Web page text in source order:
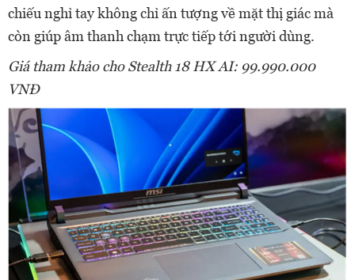
chiếu nghỉ tay không chỉ ấn tượng về mặt thị giác mà
còn giúp âm thanh chạm trực tiếp tới người dùng.
Giá tham khảo choStealth18 HX AI: 99.990.000
VNĐ